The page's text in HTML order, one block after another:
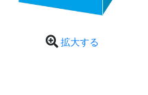
拡大する